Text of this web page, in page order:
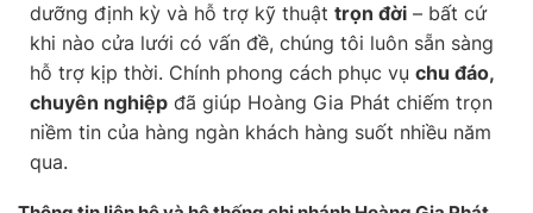
dưỡng định kỳ và hỗ trợ kỹ thuật trọn đời – bất cứ
khi nào cửa lưới có vấn đề, chúng tôi luôn sẵn sàng
hỗ trợ kịp thời. Chính phong cách phục vụ chu đáo,
chuyên nghiệp đã giúp Hoàng Gia Phát chiếm trọn
niềm tin của hàng ngàn khách hàng suốt nhiều năm
qua.